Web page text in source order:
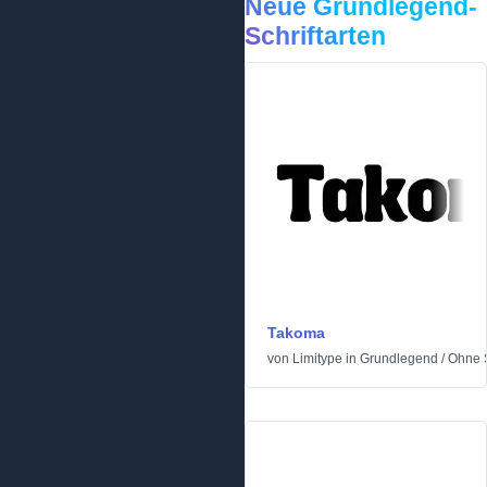
Neue Grundlegend-
Schriftarten
Takoma
von Limitype in Grundlegend /Ohne